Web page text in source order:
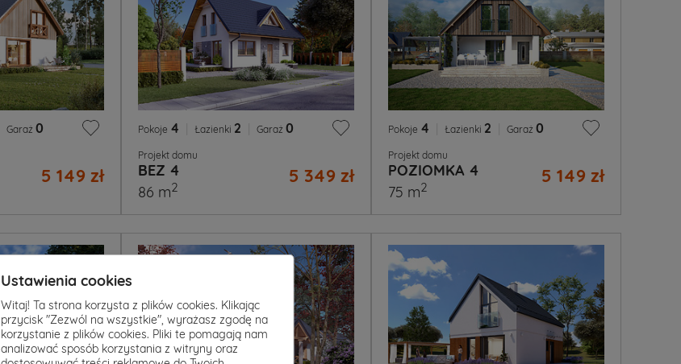
Garaż 0
5 149 zł
Pokoje 4 Łazienki 2 Garaż 0
Projekt domu
BEZ 4 5 349 zł
86 m2
Pokoje 4 Łazienki 2 Garaż 0
Projekt domu
POZIOMKA 4 5 149 zł
75 m2
Ustawienia cookies
Witaj! Ta strona korzysta z plików cookies. Klikając
przycisk "Zezwól na wszystkie", wyrażasz zgodę na
korzystanie z plików cookies. Pliki te pomagają nam
analizować sposób korzystania z witryny oraz